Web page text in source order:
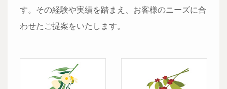
す。その経験や実績を踏まえ、お客様のニーズに合
わせたご提案をいたします。